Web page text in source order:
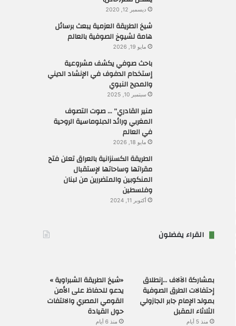
ديسمبر 12, 2020
شيخ الطريقة العزمية يبعث برسائل
هامة لشيوخ الصوفية بالعالم
مايو 19, 2026
باحث صوفي يكشف مشروعية
إستخدام الدفوف في الإنشاد الديني
والمديح النبوي
سبتمبر 10, 2025
منير القادري” … صوت التصوف
المغربي ورائد الدبلوماسية الروحية
في العالم
مايو 18, 2026
الطريقة الكسنزانية بالعراق تعلن فتح
مقراتها وساحاتها لإستقبال
المنكوبين والمتضررين من لبنان
وفلسطين
أكتوبر 11, 2024
القراء يفضلون
بمشاركة الآلاف …إنطلاق
إحتفالات الطرق الصوفية
بمولد الإمام جابر الجازولي
الثلاثاء المقبل
منذ 5 أيام
«شيخ الطريقة الشبراوية »
يدعو للحفاظ على الأمن
القومي المصري والالتفات
حول القيادة
منذ 6 أيام